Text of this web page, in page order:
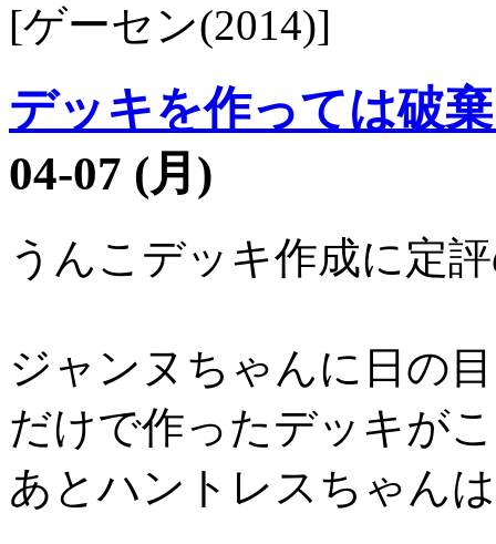
[ゲーセン(2014)]
デッキを作っては破
04-07 (月)
うんこデッキ作成に定
ジャンヌちゃんに日の
だけで作ったデッキが
あとハントレスちゃん